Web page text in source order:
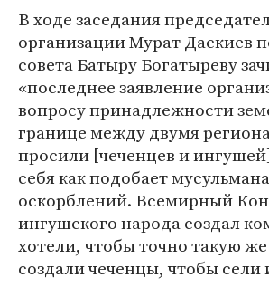
В ходе заседания
организации Мурат Даскиев
совета Батыру Богатыреву
«последнее заявление
вопросу принадлежности
границе между двумя
просили [чеченцев и
себя как подобает
оскорблений. Всемирный
ингушского народа создал
хотели, чтобы точно такую
создали чеченцы, чтобы сели